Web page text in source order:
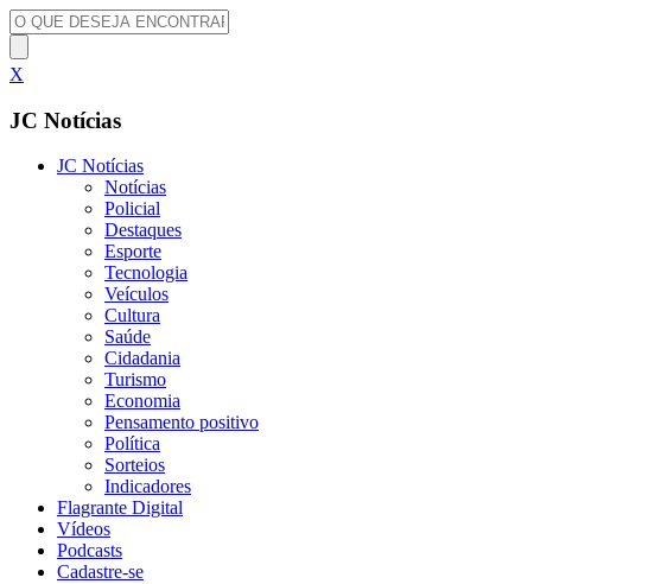
X
JC Notícias
JC Notícias
Notícias
Policial
Destaques
Esporte
Tecnologia
Veículos
Cultura
Saúde
Cidadania
Turismo
Economia
Pensamento positivo
Política
Sorteios
Indicadores
Flagrante Digital
Vídeos
Podcasts
Cadastre-se